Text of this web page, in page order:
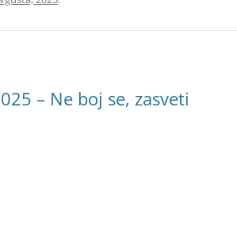
– Ne boj se, zasveti